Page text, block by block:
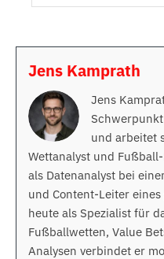
Jens Kamprath
Jens
und arbeitet
Wettanalyst und
als Datenanalyst bei
und Content-Leiter
heute als Spezialist für
Fußballwetten, Value
Analysen verbindet er